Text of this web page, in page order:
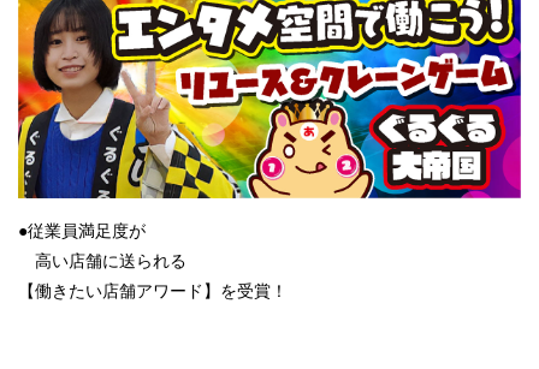
●従業員満足度が
高い店舗に送られる
【働きたい店舗アワード】を受賞！